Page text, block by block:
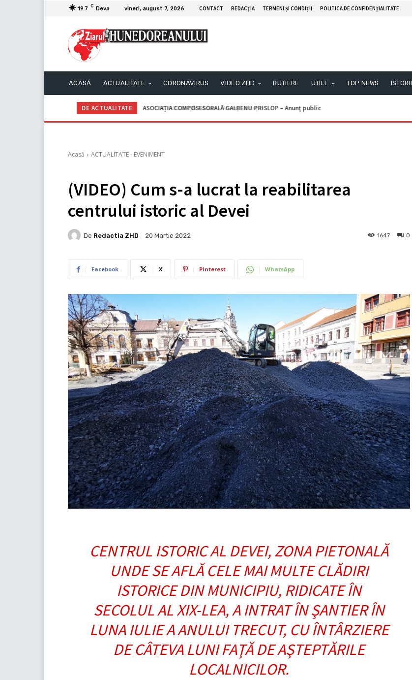
19.7 C Deva vineri, august 7, 2026 CONTACT REDACŢIA TERMENI ȘI CONDIȚII POLITICA DE CONFIDENȚIALITATE
ACASĂ ACTUALITATE CORONAVIRUS VIDEO ZHD RUTIERE UTILE TOP NEWS ISTORII
DE ACTUALITATE C.I.I. GOGOAŞĂ Adrian – Anunţ licitaţie
Acasă ACTUALITATE - EVENIMENT
(VIDEO) Cum s-a lucrat la reabilitarea
centrului istoric al Devei
De Redactia ZHD 20 Martie 2022 0
1647
Facebook X Pinterest WhatsApp
CENTRUL ISTORIC AL DEVEI, ZONA PIETONALĂ
UNDE SE AFLĂ CELE MAI MULTE CLĂDIRI
ISTORICE DIN MUNICIPIU, RIDICATE ÎN
SECOLUL AL XIX-LEA, A INTRAT ÎN ŞANTIER ÎN
LUNA IULIE A ANULUI TRECUT, CU ÎNTÂRZIERE
DE CÂTEVA LUNI FAŢĂ DE AŞTEPTĂRILE
LOCALNICILOR.